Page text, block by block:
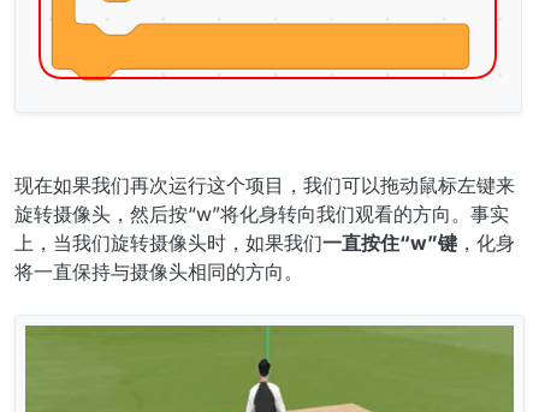
现在如果我们再次运行这个项目，我们可以拖动鼠标左键来
旋转摄像头，然后按“w”将化身转向我们观看的方向。事实
上，当我们旋转摄像头时，如果我们一直按住“w”键 ，化身
将一直保持与摄像头相同的方向。